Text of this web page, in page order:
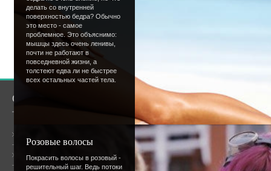
делать со внутренней
поверхностью бедра? Обычно
это место - самое
проблемное. Это объяснимо:
мышцы здесь очень ленивы,
почти не работают в
повседневной жизни, а
толстеют едва ли не быстрее
всех остальных частей тела.
Розовые волосы
Покрасить волосы в розовый -
решительный шаг. Ведь потоки
Добавлять комментарии могут
О сайте
Форум
Сообщество
Онлайн всего:
8